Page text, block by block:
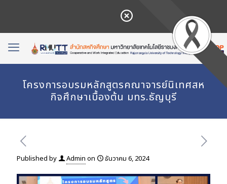
โครงการอบรมหลักสูตรคณาจารย์นิเทศสห
กิจศึกษาเบื้องต้น มทร.ธัญบุรี
Published by Admin on ธันวาคม 6, 2024